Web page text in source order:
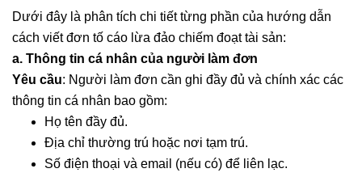
Dưới đây là phân tích chi tiết từng phần của hướng dẫn
cách viết đơn tố cáo lừa đảo chiếm đoạt tài sản:
a. Thông tin cá nhân của người làm đơn
Yêu cầu: Người làm đơn cần ghi đầy đủ và chính xác các
thông tin cá nhân bao gồm:
Họ tên đầy đủ.
Địa chỉ thường trú hoặc nơi tạm trú.
Số điện thoại và email (nếu có) để liên lạc.